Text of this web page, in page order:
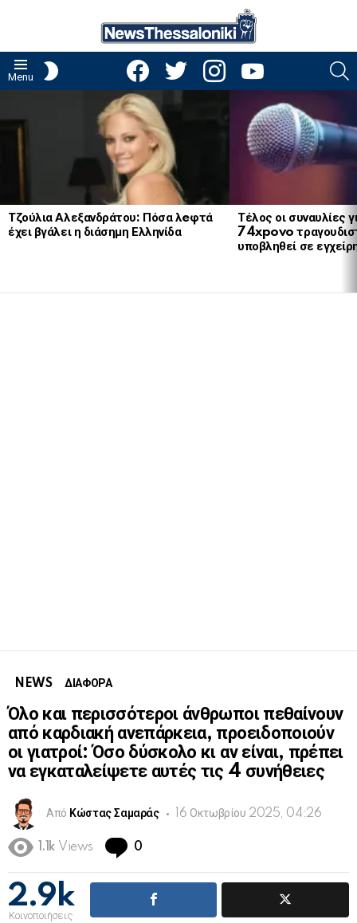
Menu
facebooktwitter instagramyoutube
Τζούλια Αλεξανδράτου: Πόσα λeφτά
έχει βγάλει η διάσημη Ελληνίδα
Τέλος οι συναυλίες
74xpovo
υποβληθεί σε
NEWS ΔΙΑΦΟΡΑ
Όλο και περισσότεροι άνθρωποι πεθαίνουν
από καρδιακή ανεπάρκεια, προειδοποιούν
οι γιατροί: Όσο δύσκολο κι αν είναι, πρέπει
να εγκαταλείψετε αυτές τις 4 συνήθειες
Από Κώστας Σαμαράς 16 Οκτωβρίου 2025, 04:26
1.1k Views 0
2.9k
Κοινοποιήσεις